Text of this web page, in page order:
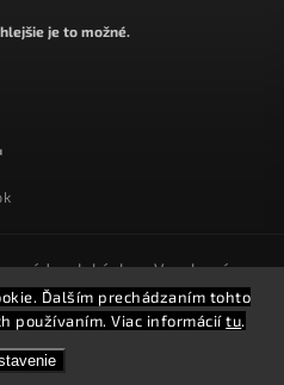
Ďalším prechádzaním tohto
používaním. Viac informáciítu.
je to možné.
módnych kúskov. Vyrobené na
sveta :)
. Všetky práva vyhradené.